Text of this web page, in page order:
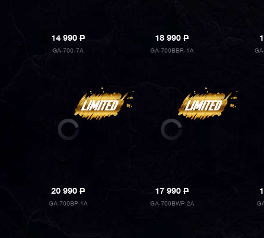
14 990P
GA-700-7A
18 990P
GA-700BBR-1A
20 990P
GA-700BP-1A
17 990P
GA-700BWP-2A